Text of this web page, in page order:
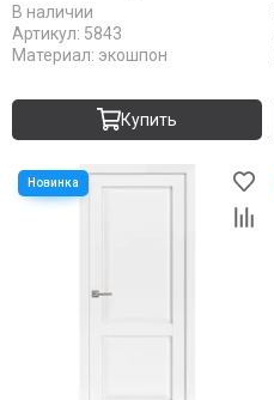
В наличии
Артикул: 5843
Материал: экошпон
Купить